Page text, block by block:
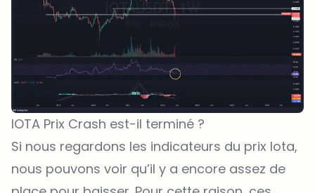
IOTA Prix Crash est-il terminé ?
Si nous regardons les indicateurs du prix Iota,
nous pouvons voir qu’il y a encore assez de